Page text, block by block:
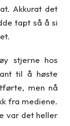
Akkurat det
tapt så å si
stjerne hos
til å høste
men nå
fra mediene.
var det heller